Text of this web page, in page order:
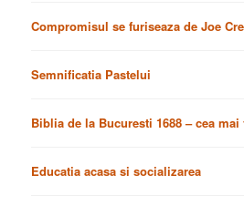
Compromisul se furiseaza de Joe
Semnificatia Pastelui
Biblia de la Bucuresti 1688 – cea
Educatia acasa si socializarea